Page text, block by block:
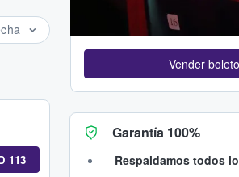
113
Vender
Garantía 100%
Respaldamos todos